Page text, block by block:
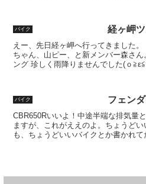
バイク 経ヶ岬
えー、先日経ヶ岬へ行ってきました
ちゃん、山ピー、と新メンバー森さ
ング 珍しく雨降りませんでした(ｏ
バイク フェン
CBR650Rいいよ！中途半端な排気量
ますが、これがええのよ。ちょうど
も、ちょうどいいバイクとか書かれ